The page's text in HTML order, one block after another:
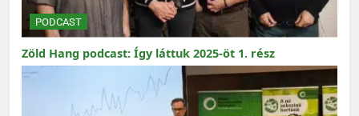
PODCAST
Zöld Hang podcast: Így láttuk 2025-öt 1. rész